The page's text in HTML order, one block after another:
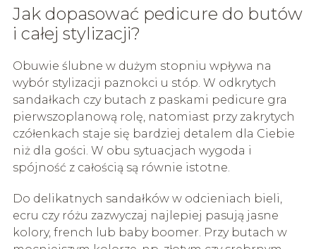
Jak dopasować pedicure do butów
i całej stylizacji?
Obuwie ślubne w dużym stopniu wpływa na
wybór stylizacji paznokci u stóp. W odkrytych
sandałkach czy butach z paskami pedicure gra
pierwszoplanową rolę, natomiast przy zakrytych
czółenkach staje się bardziej detalem dla Ciebie
niż dla gości. W obu sytuacjach wygoda i
spójność z całością są równie istotne.
Do delikatnych sandałków w odcieniach bieli,
ecru czy różu zazwyczaj najlepiej pasują jasne
kolory, french lub baby boomer. Przy butach w